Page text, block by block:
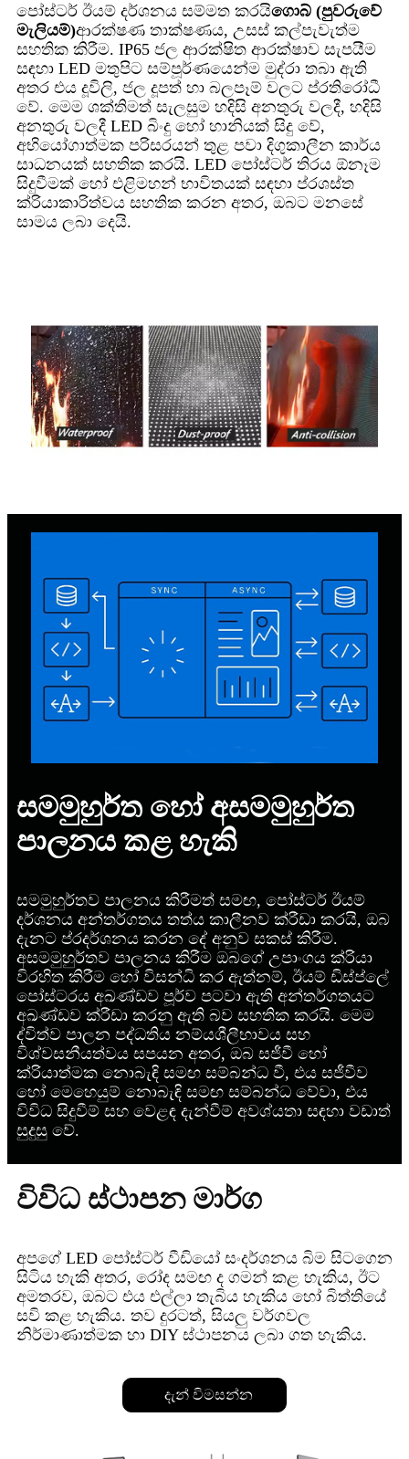
පෝස්ටර් ඊයම් දර්ශනය සම්මත කරයිගොබ් (පුවරුවේ
මැලියම්)ආරක්ෂණ තාක්ෂණය, උසස් කල්පැවැත්ම
සහතික කිරීම. IP65 ජල ආරක්ෂිත ආරක්ෂාව සැපයීම
සඳහා LED මතුපිට සම්පූර්ණයෙන්ම මුද්රා තබා ඇති
අතර එය දූවිලි, ජල දූපත් හා බලපෑම් වලට ප්රතිරෝධී
වේ. මෙම ශක්තිමත් සැලසුම හදිසි අනතුරු වලදී, හදිසි
අනතුරු වලදී LED බිංදු හෝ හානියක් සිදු වේ,
අභියෝගාත්මක පරිසරයන් තුළ පවා දිගුකාලීන කාර්ය
සාධනයක් සහතික කරයි. LED පෝස්ටර් තිරය ඕනෑම
සිදුවීමක් හෝ එළිමහන් භාවිතයක් සඳහා ප්රශස්ත
ක්රියාකාරිත්වය සහතික කරන අතර, ඔබට මනසේ
සාමය ලබා දෙයි.
සමමුහුර්ත හෝ අසමමුහුර්ත
පාලනය කළ හැකි
සමමුහුර්තව පාලනය කිරීමත් සමඟ, පෝස්ටර් ඊයම්
දර්ශනය අන්තර්ගතය තත්ය කාලීනව ක්රීඩා කරයි, ඔබ
දැනට ප්රදර්ශනය කරන දේ අනුව සකස් කිරීම.
අසමමුහුර්තව පාලනය කිරීම ඔබගේ උපාංගය ක්රියා
විරහිත කිරීම හෝ විසන්ධි කර ඇත්නම්, ඊයම් ඩිස්ප්ලේ
පෝස්ටරය අඛණ්ඩව පූර්ව පටවා ඇති අන්තර්ගතයට
අඛණ්ඩව ක්රීඩා කරනු ඇති බව සහතික කරයි. මෙම
ද්විත්ව පාලන පද්ධතිය නම්යශීලීභාවය සහ
විශ්වසනීයත්වය සපයන අතර, ඔබ සජීවී හෝ
ක්රියාත්මක නොබැඳි සමඟ සම්බන්ධ වී, එය සජීවීව
හෝ මෙහෙයුම් නොබැඳි සමඟ සම්බන්ධ වේවා, එය
විවිධ සිදුවීම් සහ වෙළඳ දැන්වීම් අවශ්යතා සඳහා වඩාත්
සුදුසු වේ.
විවිධ ස්ථාපන මාර්ග
අපගේ LED පෝස්ටර් වීඩියෝ සංදර්ශනය බිම සිටගෙන
සිටිය හැකි අතර, රෝද සමඟ ද ගමන් කළ හැකිය, ඊට
අමතරව, ඔබට එය එල්ලා තැබිය හැකිය හෝ බිත්තියේ
සවි කළ හැකිය. තව දුරටත්, සියලු වර්ගවල
නිර්මාණාත්මක හා DIY ස්ථාපනය ලබා ගත හැකිය.
දැන් විමසන්න